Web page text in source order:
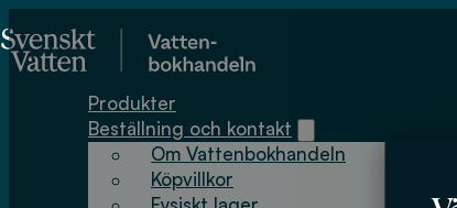
Produkter
Beställning och kontakt
Om Vattenbokhandeln
Köpvillkor